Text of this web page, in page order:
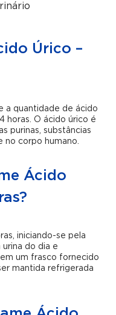
Úrico –
a quantidade de ácido
horas. O ácido úrico é
purinas, substâncias
no corpo humano.
Ácido
iniciando-se pela
do dia e
um frasco fornecido
mantida refrigerada